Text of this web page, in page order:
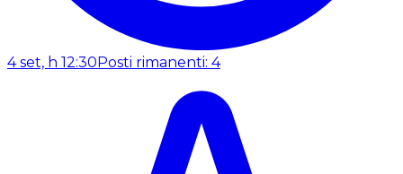
4 set, h 12:30Posti rimanenti: 4